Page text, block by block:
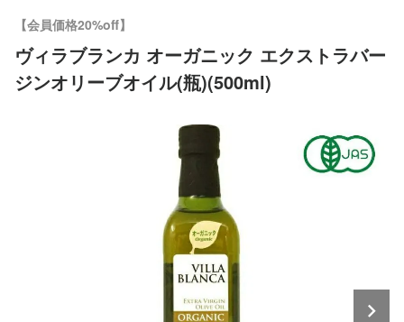
【会員価格20%off】
ヴィラブランカ オーガニック エクストラバー
ジンオリーブオイル(瓶)(500ml)